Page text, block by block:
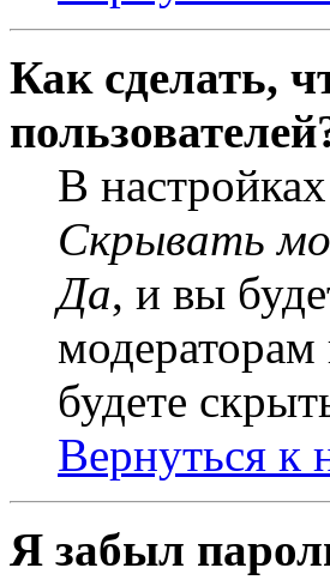
Как сделать,
В
Скрывать
Да, и вы
будете
Вернуться к
Я забыл